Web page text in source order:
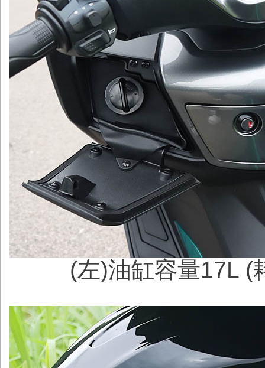
(左)油缸容量17L (